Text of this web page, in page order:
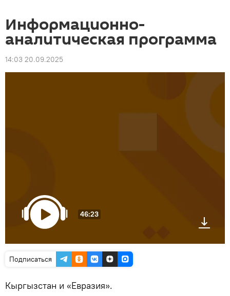
Информационно-
аналитическая программа
14:03 20.09.2025
46:23
Подписаться
Кыргызстан и «Евразия».